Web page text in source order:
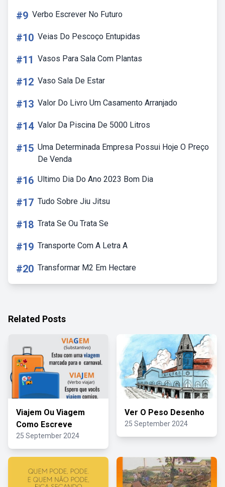
#9 Verbo Escrever No Futuro
#10 Veias Do Pescoço Entupidas
#11 Vasos Para Sala Com Plantas
#12 Vaso Sala De Estar
#13 Valor Do Livro Um Casamento Arranjado
#14 Valor Da Piscina De 5000 Litros
#15 Uma Determinada Empresa Possui Hoje O Preço
De Venda
#16 Ultimo Dia Do Ano 2023 Bom Dia
#17 Tudo Sobre Jiu Jitsu
#18 Trata Se Ou Trata Se
#19 Transporte Com A Letra A
#20 Transformar M2 Em Hectare
Related Posts
Viajem Ou Viagem
Como Escreve
25 September 2024
Ver O Peso Desenho
25 September 2024